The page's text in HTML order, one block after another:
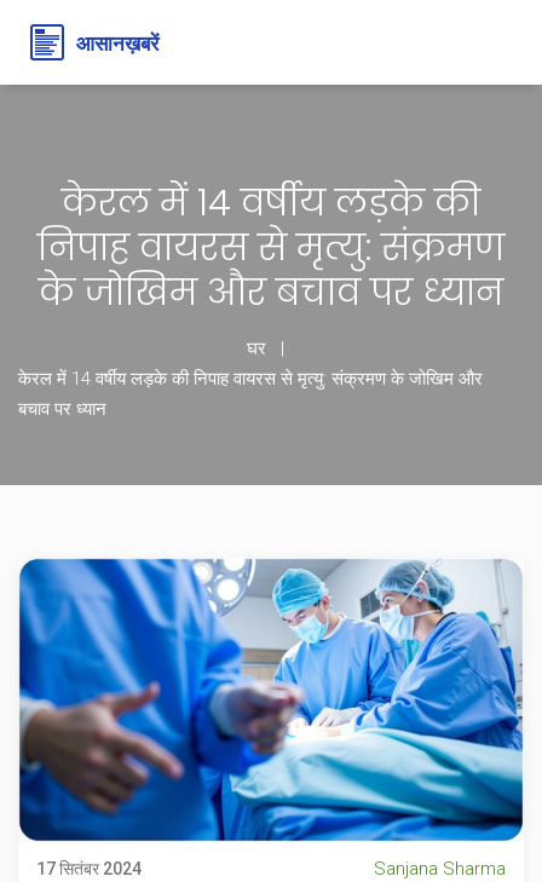
केरल में 14 वर्षीय लड़के की
निपाह वायरस से मृत्यु: संक्रमण
के जोखिम और बचाव पर ध्यान
घर
केरल में 14 वर्षीय लड़के की निपाह वायरस से मृत्यु: संक्रमण के जोखिम और
बचाव पर ध्यान
17 सितंबर 2024 Sanjana Sharma